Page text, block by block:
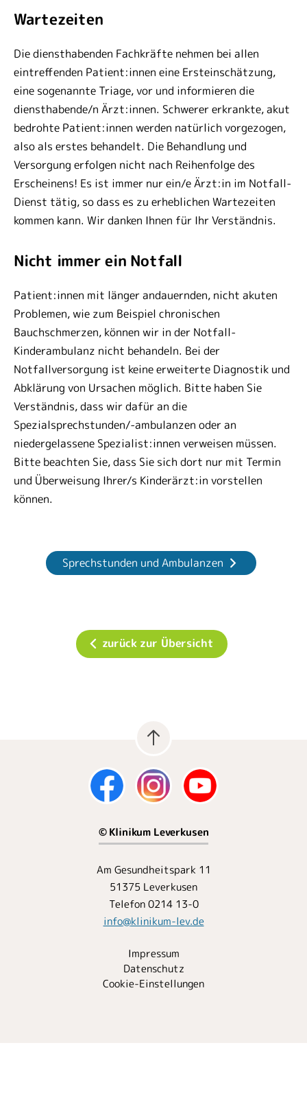
Wartezeiten
Die diensthabenden Fachkräfte nehmen bei allen
eintreffenden Patient:innen eine Ersteinschätzung,
eine sogenannte Triage, vor und informieren die
diensthabende/n Ärzt:innen. Schwerer erkrankte, akut
bedrohte Patient:innen werden natürlich vorgezogen,
also als erstes behandelt. Die Behandlung und
Versorgung erfolgen nicht nach Reihenfolge des
Erscheinens! Es ist immer nur ein/e Ärzt:in im Notfall-
Dienst tätig, so dass es zu erheblichen Wartezeiten
kommen kann. Wir danken Ihnen für Ihr Verständnis.
Nicht immer ein Notfall
Patient:innen mit länger andauernden, nicht akuten
Problemen, wie zum Beispiel chronischen
Bauchschmerzen, können wir in der Notfall-
Kinderambulanz nicht behandeln. Bei der
Notfallversorgung ist keine erweiterte Diagnostik und
Abklärung von Ursachen möglich. Bitte haben Sie
Verständnis, dass wir dafür an die
Spezialsprechstunden/-ambulanzen oder an
niedergelassene Spezialist:innen verweisen müssen.
Bitte beachten Sie, dass Sie sich dort nur mit Termin
und Überweisung Ihrer/s Kinderärzt:in vorstellen
können.
Sprechstunden und Ambulanzen
zurück zur Übersicht
© Klinikum Leverkusen
Am Gesundheitspark 11
51375 Leverkusen
Telefon 0214 13-0
info@klinikum-lev.de
Impressum
Datenschutz
Cookie-Einstellungen